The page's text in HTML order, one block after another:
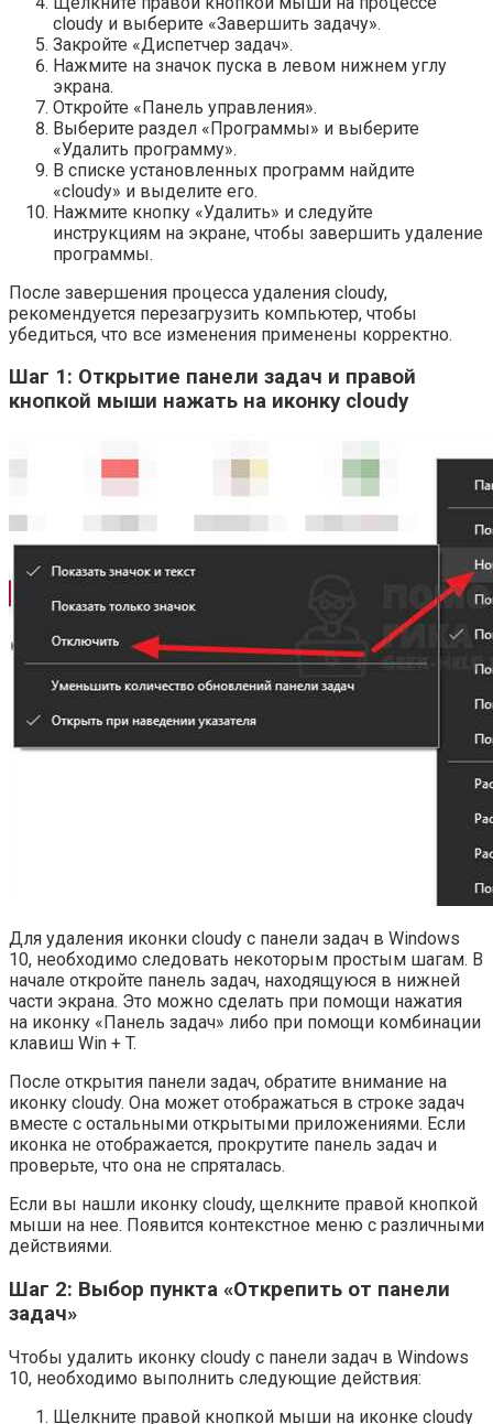
cloudy и выберите «Завершить задачу».
Закройте «Диспетчер задач».
Нажмите на значок пуска в левом нижнем углу
экрана.
Откройте «Панель управления».
Выберите раздел «Программы» и выберите
«Удалить программу».
В списке установленных программ найдите
«cloudy» и выделите его.
Нажмите кнопку «Удалить» и следуйте
инструкциям на экране, чтобы завершить удаление
программы.
После завершения процесса удаления cloudy,
рекомендуется перезагрузить компьютер, чтобы
убедиться, что все изменения применены корректно.
Шаг 1: Открытие панели задач и правой
кнопкой мыши нажать на иконку cloudy
Для удаления иконки cloudy с панели задач в Windows
10, необходимо следовать некоторым простым шагам. В
начале откройте панель задач, находящуюся в нижней
части экрана. Это можно сделать при помощи нажатия
на иконку «Панель задач» либо при помощи комбинации
клавиш Win + T.
После открытия панели задач, обратите внимание на
иконку cloudy. Она может отображаться в строке задач
вместе с остальными открытыми приложениями. Если
иконка не отображается, прокрутите панель задач и
проверьте, что она не спряталась.
Если вы нашли иконку cloudy, щелкните правой кнопкой
мыши на нее. Появится контекстное меню с различными
действиями.
Шаг 2: Выбор пункта «Открепить от панели
задач»
Чтобы удалить иконку cloudy с панели задач в Windows
10, необходимо выполнить следующие действия:
Щелкните правой кнопкой мыши на иконке cloudy